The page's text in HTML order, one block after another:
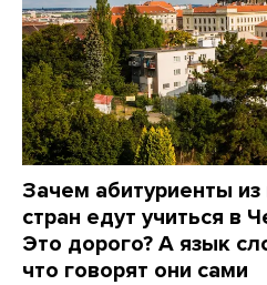
Зачем абитуриенты из
стран едут учиться в
Это дорого? А язык
что говорят они сами